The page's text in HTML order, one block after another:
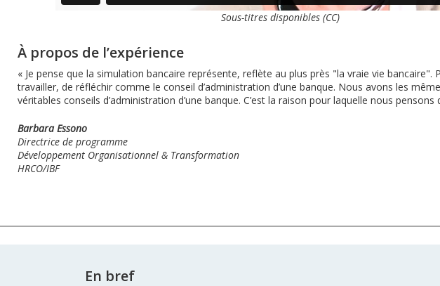
Sous-titres disponibles (CC)
À propos de l’expérience
« Je pense que la simulation bancaire représente, reflète au plus près "la vraie vie
travailler, de réfléchir comme le conseil d’administration d’une banque. Nous avons les
véritables conseils d’administration d’une banque. C’est la raison pour laquelle nous
Barbara Essono
Directrice de programme
Développement Organisationnel & Transformation
HRCO/IBF
En bref